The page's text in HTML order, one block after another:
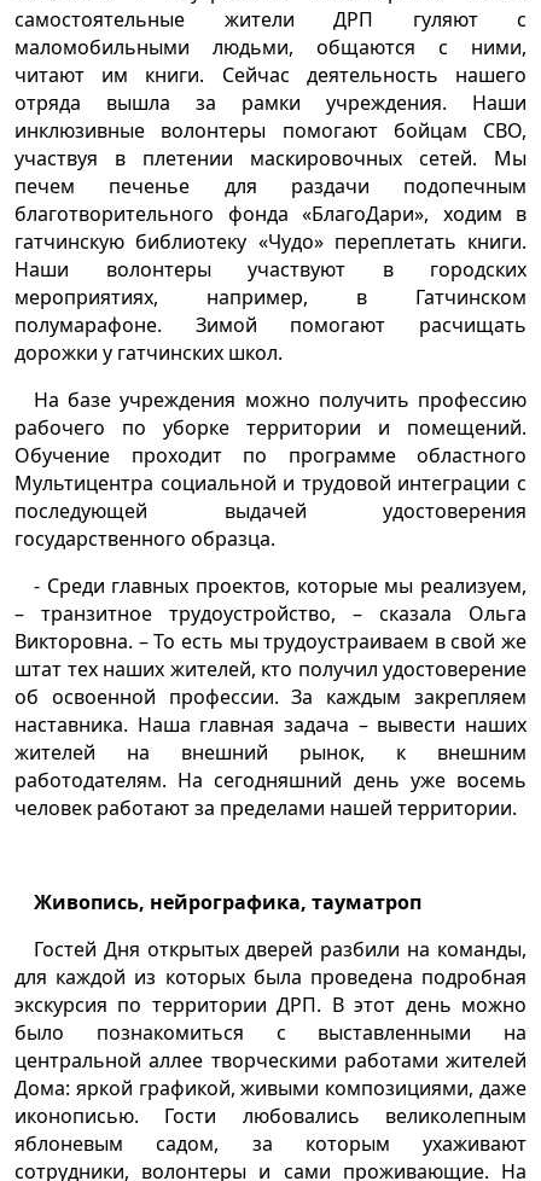
самостоятельные жители ДРП гуляют с
маломобильными людьми, общаются с ними,
читают им книги. Сейчас деятельность нашего
отряда вышла за рамки учреждения. Наши
инклюзивные волонтеры помогают бойцам СВО,
участвуя в плетении маскировочных сетей. Мы
печем печенье для раздачи подопечным
благотворительного фонда «БлагоДари», ходим в
гатчинскую библиотеку «Чудо» переплетать книги.
Наши волонтеры участвуют в городских
мероприятиях, например, в Гатчинском
полумарафоне. Зимой помогают расчищать
дорожки у гатчинских школ.
На базе учреждения можно получить профессию
рабочего по уборке территории и помещений.
Обучение проходит по программе областного
Мультицентра социальной и трудовой интеграции с
последующей выдачей удостоверения
государственного образца.
- Среди главных проектов, которые мы реализуем,
– транзитное трудоустройство, – сказала Ольга
Викторовна. – То есть мы трудоустраиваем в свой же
штат тех наших жителей, кто получил удостоверение
об освоенной профессии. За каждым закрепляем
наставника. Наша главная задача – вывести наших
жителей на внешний рынок, к внешним
работодателям. На сегодняшний день уже восемь
человек работают за пределами нашей территории.
Живопись, нейрографика, тауматроп
Гостей Дня открытых дверей разбили на команды,
для каждой из которых была проведена подробная
экскурсия по территории ДРП. В этот день можно
было познакомиться с выставленными на
центральной аллее творческими работами жителей
Дома: яркой графикой, живыми композициями, даже
иконописью. Гости любовались великолепным
яблоневым садом, за которым ухаживают
сотрудники, волонтеры и сами проживающие. На